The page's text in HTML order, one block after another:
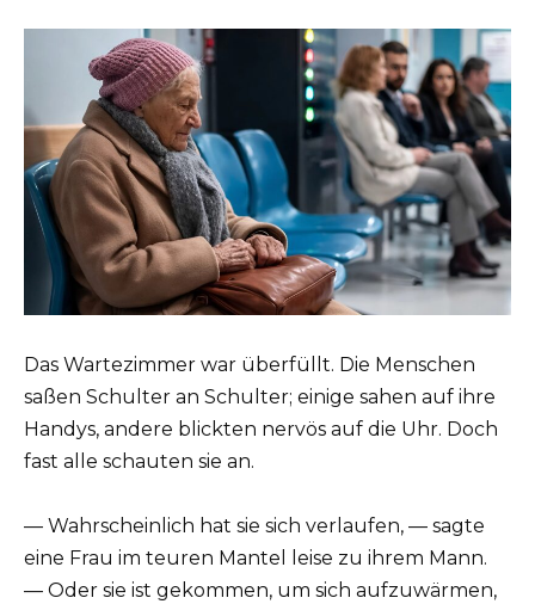
Das Wartezimmer war überfüllt. Die Menschen
saßen Schulter an Schulter; einige sahen auf ihre
Handys, andere blickten nervös auf die Uhr. Doch
fast alle schauten sie an.
— Wahrscheinlich hat sie sich verlaufen, — sagte
eine Frau im teuren Mantel leise zu ihrem Mann.
— Oder sie ist gekommen, um sich aufzuwärmen,